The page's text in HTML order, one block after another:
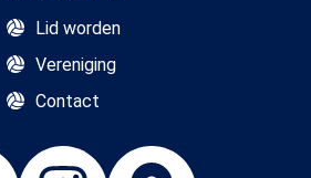
Lid worden
Vereniging
Contact